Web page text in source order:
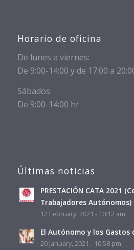
Horario de oficina
De lunes a viernes:
De 9:00-14:00 y de 17:00 a
Sábados:
De 9:00-14:00 hr
Últimas noticias
PRESTACIÓN CATA 2021
Trabajadores Autónomos)
12 February, 2021 - 10:12 am
El Autónomo y los Gastos
20 January, 2021 - 10:58 pm